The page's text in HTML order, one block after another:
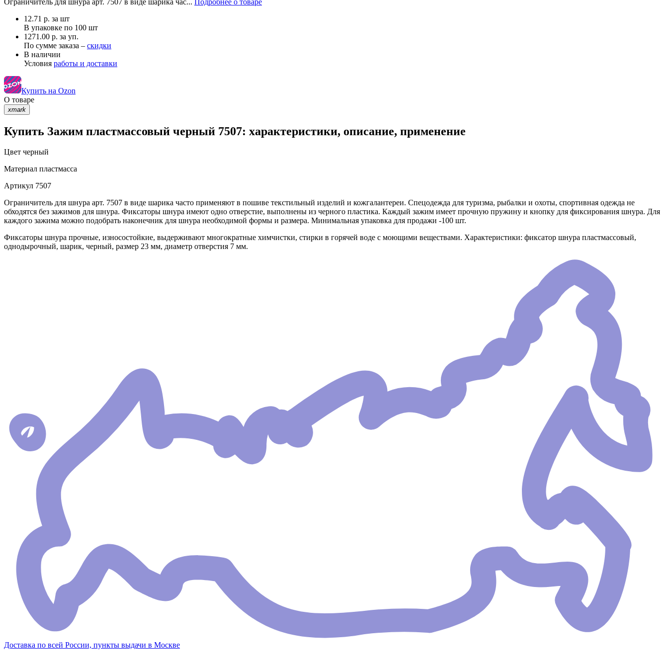
12.71 р. за шт
В упаковке по 100 шт
1271.00 р. за уп.
По сумме заказа – скидки
В наличии
Условия работы и доставки
Купить на Ozon
О товаре
xmark
Купить Зажим пластмассовый черный 7507: характеристики, описание, применение
Цвет черный
Материал пластмасса
Артикул 7507
Ограничитель для шнура арт. 7507 в виде шарика часто применяют в пошиве текстильный изделий и кожгалантереи. Спецодежда для туризма, рыбалки и охоты, спортивная одежда не
обходятся без зажимов для шнура. Фиксаторы шнура имеют одно отверстие, выполнены из черного пластика. Каждый зажим имеет прочную пружину и кнопку для фиксирования шнура. Для
каждого зажима можно подобрать наконечник для шнура необходимой формы и размера. Минимальная упаковка для продажи -100 шт.
Фиксаторы шнура прочные, износостойкие, выдерживают многократные химчистки, стирки в горячей воде с моющими веществами. Характеристики: фиксатор шнура пластмассовый,
однодырочный, шарик, черный, размер 23 мм, диаметр отверстия 7 мм.
Доставка по всей России, пункты выдачи в Москве